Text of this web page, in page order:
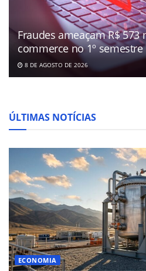
Fraudes ameaçam R$ 573
commerce no 1º semestre
8 DE AGOSTO DE 2026
ÚLTIMAS NOTÍCIAS
ECONOMIA